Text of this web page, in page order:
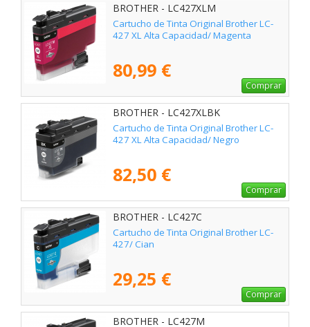
BROTHER - LC427XLM
Cartucho de Tinta Original Brother LC-
427 XL Alta Capacidad/ Magenta
80,99 €
Comprar
BROTHER - LC427XLBK
Cartucho de Tinta Original Brother LC-
427 XL Alta Capacidad/ Negro
82,50 €
Comprar
BROTHER - LC427C
Cartucho de Tinta Original Brother LC-
427/ Cian
29,25 €
Comprar
BROTHER - LC427M